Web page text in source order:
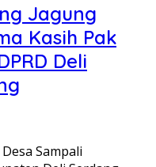
Jagung
Kasih Pak
Deli
Sampali